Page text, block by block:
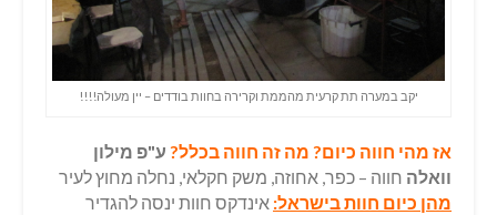
יקב במערה תת קרעית מהממת וקרירה בחוות בודדים – יין מעולה!!!!
אז מהי חווה כיום? מה זה חווה בכלל? ע"פ מילון
וואלה חווה – כפר, אחוזה, משק חקלאי, נחלה מחוץ לעיר
מהן כיום חוות בישראל: אינדקס חוות ינסה להגדיר